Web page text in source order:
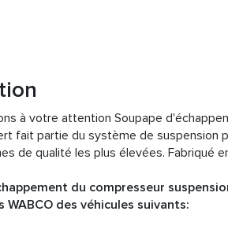
à votre attention Soupape
fait partie du système de suspension
de qualité les plus élevées. Fabriqué
du compresseur
WABCO des véhicules suivants: